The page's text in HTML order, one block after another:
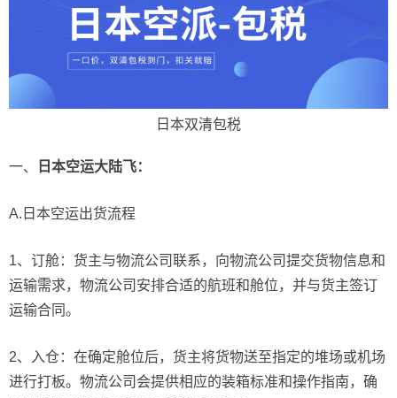
日本双清包税
一、 日本空运大陆飞：
A.日本空运出货流程
1、订舱：货主与物流公司联系，向物流公司提交货物信息和
运输需求，物流公司安排合适的航班和舱位，并与货主签订
运输合同。
2、入仓：在确定舱位后，货主将货物送至指定的堆场或机场
进行打板。物流公司会提供相应的装箱标准和操作指南，确